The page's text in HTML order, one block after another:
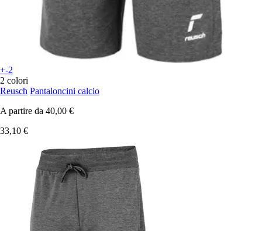
+-2
2 colori
Reusch Pantaloncini calcio
A partire da 40,00 €
33,10 €